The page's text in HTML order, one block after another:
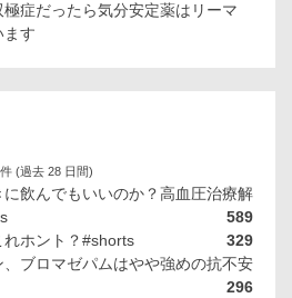
極症だったら気分安定薬はリーマ
ます
(過去 28 日間)
飲んでもいいのか？高血圧治療解
589
れホント？#shorts
329
、ブロマゼパムはやや強めの抗不安
296